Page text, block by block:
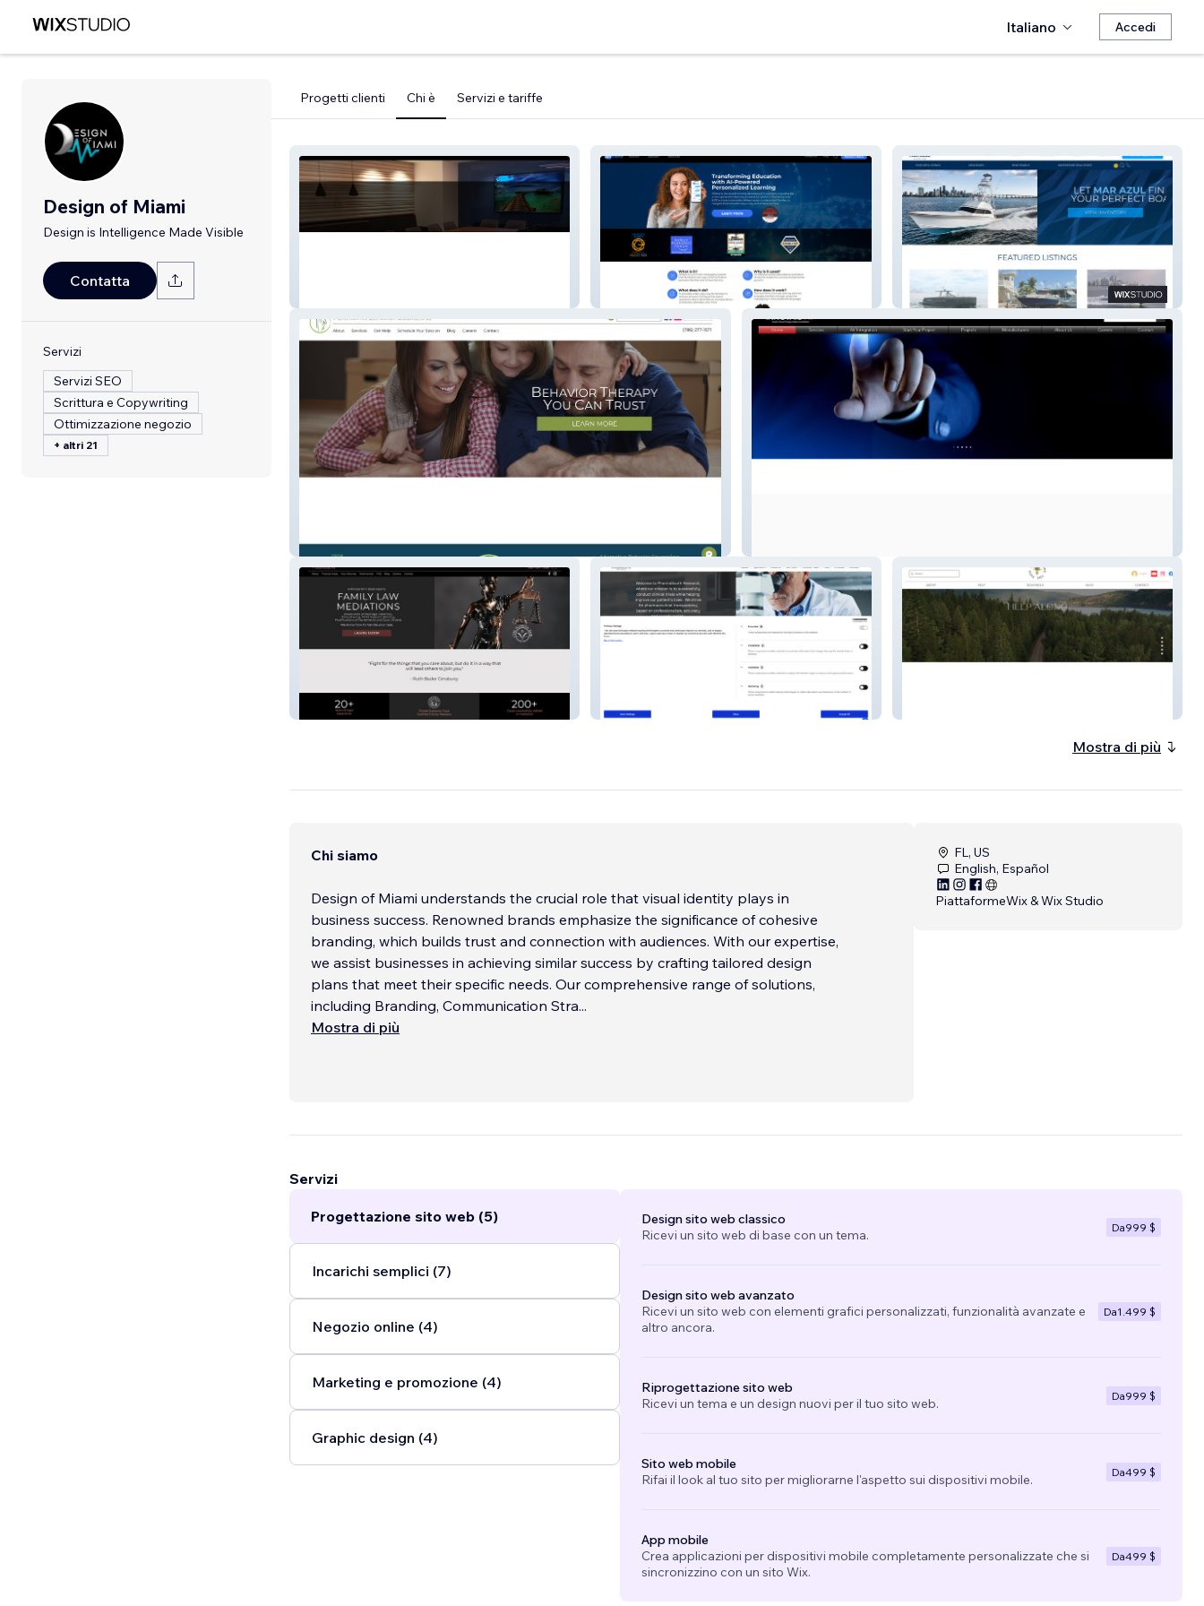
Italiano Accedi
Design of Miami
Design is Intelligence Made Visible
Contatta
Servizi
Servizi SEO
Scrittura e Copywriting
Ottimizzazione negozio
+ altri 21
Progetti clienti Chi è Servizi e tariffe
Mar Azul
Alternative Behavior
Law Center of SOFLA Pharmasouth Research
Mostra di più
Chi siamo
Design of Miami understands the crucial role that visual identity plays in
business success. Renowned brands emphasize the significance of cohesive
branding, which builds trust and connection with audiences. With our expertise,
we assist businesses in achieving similar success by crafting tailored design
plans that meet their specific needs. Our comprehensive range of solutions,
including Branding, Communication Stra...
Mostra di più
FL, US
English, Español
PiattaformeWix & Wix Studio
Servizi
Progettazione sito web (5)
Incarichi semplici (7)
Negozio online (4)
Marketing e promozione (4)
Graphic design (4)
Design sito web classico
Ricevi un sito web di base con un tema.
Da999 $
Design sito web avanzato
Ricevi un sito web con elementi grafici personalizzati, funzionalità avanzate e
altro ancora.
Da1.499 $
Riprogettazione sito web
Ricevi un tema e un design nuovi per il tuo sito web.
Da999 $
Sito web mobile
Rifai il look al tuo sito per migliorarne l'aspetto sui dispositivi mobile.
Da499 $
App mobile
Crea applicazioni per dispositivi mobile completamente personalizzate che si
sincronizzino con un sito Wix.
Da499 $